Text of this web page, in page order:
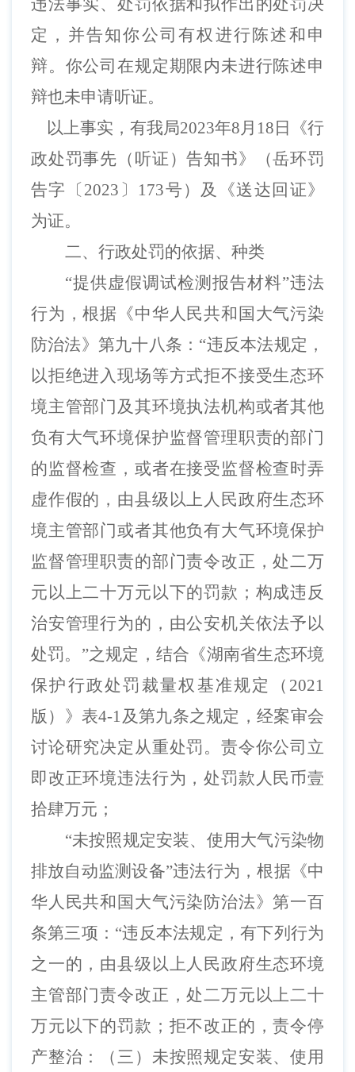
违法事实、处罚依据和拟作出的处罚决
定，并告知你公司有权进行陈述和申
辩。 你公司在规定期限内未进行陈述申
辩也未申请听证。
以上事实，有我局2023年8月 18 日《行
政处罚事先（听证）告知书》（岳环罚
告字〔 2023 〕 173号）及《送达回证》
为证。
二、 行政处罚的依据、种类
“提供虚假调试检测报告材料”违法
行为，根据《中华人民共和国大气污染
防治法》第九十八条：“违反本法规定，
以拒绝进入现场等方式拒不接受生态环
境主管部门及其环境执法机构或者其他
负有大气环境保护监督管理职责的部门
的监督检查，或者在接受监督检查时弄
虚作假的，由县级以上人民政府生态环
境主管部门或者其他负有大气环境保护
监督管理职责的部门责令改正，处二万
元以上二十万元以下的罚款；构成违反
治安管理行为的，由公安机关依法予以
处罚。”之规定，结合《湖南省生态环境
保护行政处罚裁量权基准规定（2021
版）》 表4-1及 第九条之规定，经案审会
讨论研究决定从重处罚。责令你公司立
即改正环境违法行为，处罚款人民币壹
拾肆万元；
“未按照规定安装、使用大气污染物
排放自动监测设备”违法行为，根据《中
华人民共和国大气污染防治法》第一百
条第三项：“违反本法规定，有下列行为
之一的，由县级以上人民政府生态环境
主管部门责令改正，处二万元以上二十
万元以下的罚款；拒不改正的，责令停
产整治：（三）未按照规定安装、使用